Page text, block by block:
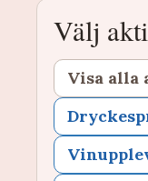
Välj
Visa